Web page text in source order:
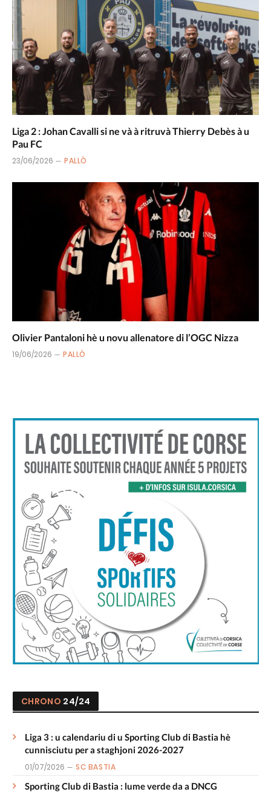
Liga 2 : Johan Cavalli si ne và à ritruvà Thierry Debès à u
Pau FC
23/06/2026 PALLÒ
Olivier Pantaloni hè u novu allenatore di l’OGC Nizza
19/06/2026 PALLÒ
CHRONO 24/24
Liga 3 : u calendariu di u Sporting Club di Bastia hè
cunnisciutu per a staghjoni 2026-2027
01/07/2026 SC BASTIA
Sporting Club di Bastia : lume verde da a DNCG